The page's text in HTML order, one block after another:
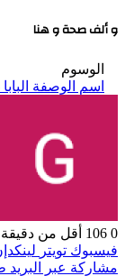
و ألف صحة و هنا
الوسوم
اسم الوصفة
0
أقل من دقيقة
فيسبوك تويتر
مشاركة عبر البريد